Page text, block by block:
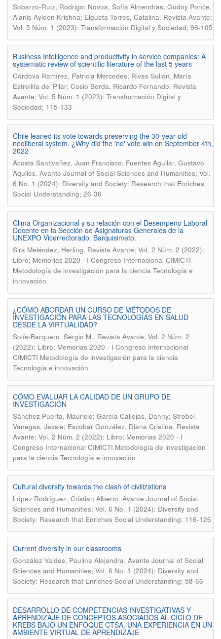
Sobarzo-Ruiz, Rodrigo; Novoa, Sofía Almendras; Godoy Ponce,
Alanis Ayleen Krishna; Elgueta Torres, Catalina. Revista Avante;
Vol. 5 Núm. 1 (2023): Transformación Digital y Sociedad; 96-105
Business Intelligence and productivity in service companies: A
systematic review of scientific literature of the last 5 years
Córdova Ramírez, Patricia Mercedes; Rivas Sullón, María
Estrellita del Pilar; Cosio Borda, Ricardo Fernando. Revista
Avante; Vol. 5 Núm. 1 (2023): Transformación Digital y
Sociedad; 115-133
Chile leaned its vote towards preserving the 30-year-old
neoliberal system. ¿Why did the 'no' vote win on September 4th,
2022
Acosta Santivañez, Juan Francisco; Fuentes Aguilar, Gustavo
Aquiles. Avante Journal of Social Sciences and Humanities; Vol.
6 No. 1 (2024): Diversity and Society: Research that Enriches
Social Understanding; 26-36
Clima Organizacional y su relación con el Desempeño Laboral
Docente en la Sección de Asignaturas Generales de la
UNEXPO Vicerrectorado. Barquisimeto.
Sira Meléndez, Herling. Revista Avante; Vol. 2 Núm. 2 (2022):
Libro; Memorias 2020 - I Congreso Internacional CIMICTI
Metodología de investigación para la ciencia Tecnología e
innovación
¿CÓMO ABORDAR UN CURSO DE MÉTODOS DE
INVESTIGACIÓN PARA LAS TECNOLOGÍAS EN SALUD
DESDE LA VIRTUALIDAD?
Solís-Barquero, Sergio M.. Revista Avante; Vol. 2 Núm. 2
(2022): Libro; Memorias 2020 - I Congreso Internacional
CIMICTI Metodología de investigación para la ciencia
Tecnología e innovación
CÓMO EVALUAR LA CALIDAD DE UN GRUPO DE
INVESTIGACIÓN
Sánchez Puerta, Mauricio; García Callejas, Danny; Strobel
Vanegas, Jessie; Escobar González, Diana Cristina. Revista
Avante; Vol. 2 Núm. 2 (2022): Libro; Memorias 2020 - I
Congreso Internacional CIMICTI Metodología de investigación
para la ciencia Tecnología e innovación
Cultural diversity towards the clash of civilizations
López Rodríguez, Cristian Alberto. Avante Journal of Social
Sciences and Humanities; Vol. 6 No. 1 (2024): Diversity and
Society: Research that Enriches Social Understanding; 116-126
Current diversity in our classrooms
González Valdes, Paulina Alejandra. Avante Journal of Social
Sciences and Humanities; Vol. 6 No. 1 (2024): Diversity and
Society: Research that Enriches Social Understanding; 58-66
DESARROLLO DE COMPETENCIAS INVESTIGATIVAS Y
APRENDIZAJE DE CONCEPTOS ASOCIADOS AL CICLO DE
KREBS BAJO UN ENFOQUE CTSA. UNA EXPERIENCIA EN UN
AMBIENTE VIRTUAL DE APRENDIZAJE